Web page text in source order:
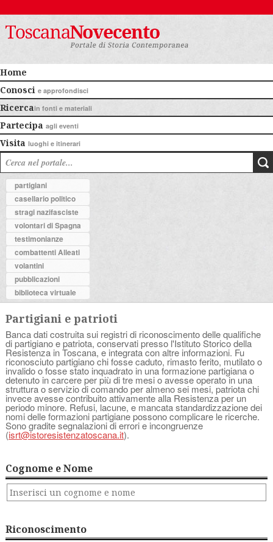
Home
Conosci e approfondisci
Ricercain fonti e materiali
Partecipa agli eventi
Visita luoghi e itinerari
partigiani
casellario politico
stragi nazifasciste
volontari di Spagna
testimonianze
combattenti Alleati
volantini
pubblicazioni
biblioteca virtuale
Partigiani e patrioti
Banca dati costruita sui registri di riconoscimento delle qualifiche
di partigiano e patriota, conservati presso l'Istituto Storico della
Resistenza in Toscana, e integrata con altre informazioni. Fu
riconosciuto partigiano chi fosse caduto, rimasto ferito, mutilato o
invalido o fosse stato inquadrato in una formazione partigiana o
detenuto in carcere per più di tre mesi o avesse operato in una
struttura o servizio di comando per almeno sei mesi, patriota chi
invece avesse contribuito attivamente alla Resistenza per un
periodo minore. Refusi, lacune, e mancata standardizzazione dei
nomi delle formazioni partigiane possono complicare le ricerche.
Sono gradite segnalazioni di errori e incongruenze
(isrt@istoresistenzatoscana.it).
Cognome e Nome
Riconoscimento